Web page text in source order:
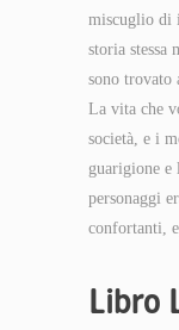
miscuglio di
storia stessa
sono trovato
La vita che
società, e i
guarigione
personaggi
confortanti,
Libro